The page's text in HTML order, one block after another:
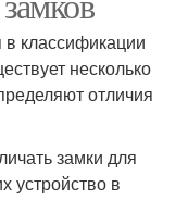
в классификации
несколько
отличия
замки для
устройство в